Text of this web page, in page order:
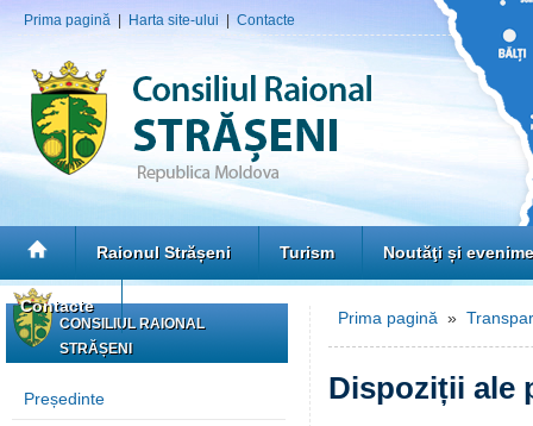
Prima pagină Harta site-ului Contacte
Raionul Strășeni Turism Noutăţi și
Contacte
CONSILIUL RAIONAL
STRĂȘENI
Președinte
Prima pagină »
Dispoziții ale